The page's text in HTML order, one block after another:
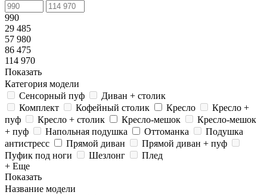
990
29 485
57 980
86 475
114 970
Показать
Категория модели
Сенсорный пуф
Диван + столик
Комплект
Кофейный столик Кресло
Кресло +
пуф
Кресло + столик Кресло-мешок
Кресло-мешок
+ пуф
Напольная подушка Оттоманка
Подушка
антистресс
Прямой диван
Прямой диван + пуф
Пуфик под ноги
Шезлонг
Плед
+ Еще
Показать
Название модели